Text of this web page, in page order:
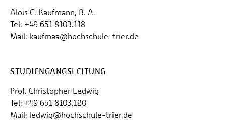
Alois C. Kaufmann, B. A.
Tel: +49 651 8103.118
Mail: kaufmaa@hochschule-trier.de
STUDIENGANGSLEITUNG
Prof. Christopher Ledwig
Tel: +49 651 8103.120
Mail: ledwig@hochschule-trier.de